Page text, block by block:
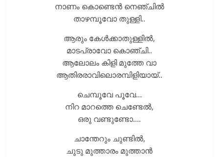
നാണം കൊണ്ടെൻ നെഞ്ചിൽ
താഴമ്പൂവോ തുള്ളി..
ആരും കേൾക്കാതുള്ളിൽ,
മാടപ്രാവോ കൊഞ്ചി..
ആലോലം കിളി മുത്തേ വാ
ആതിരരാവിലൊരമ്പിളിയായ്..
ചെമ്പൂവേ പൂവേ…
നിറ മാറത്തെ ചെണ്ടേൽ,
ഒരു വണ്ടുണ്ടോ….
ചാന്തേറും ചുണ്ടിൽ,
ചുടു മുത്താരം മുത്താൻ